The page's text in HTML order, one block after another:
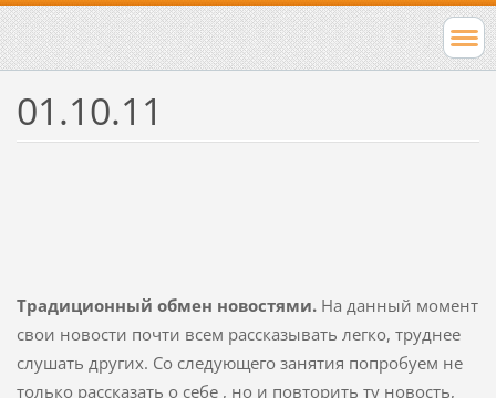
01.10.11
Традиционный обмен новостями.На данный момент
свои новости почти всем рассказывать легко, труднее
слушать других. Со следующего занятия попробуем не
только рассказать о себе , но и повторить ту новость,